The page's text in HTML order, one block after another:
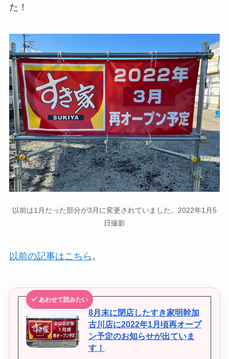
た！
以前は1月だった部分が3月に変更されていました。2022年1月5
日撮影
以前の記事はこちら 。
あわせて読みたい
8月末に閉店したすき家明幹加
古川店に2022年1月頃再オープ
ン予定のお知らせが出ていま
す！